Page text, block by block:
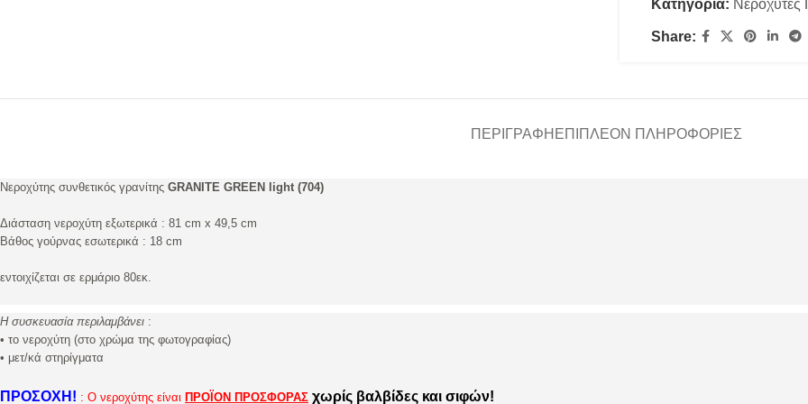
Κατηγορία:
Share:
ΠΕΡΙΓΡΑΦΉ ΕΠΙΠΛΈΟΝ ΠΛΗΡΟΦΟΡΊΕΣ
Νεροχύτης συνθετικός γρανίτης GRANITE GREEN light (704)
Διάσταση νεροχύτη εξωτερικά : 81 cm x 49,5 cm
Βάθος γούρνας εσωτερικά : 18 cm
εντοιχίζεται σε ερμάριο 80εκ.
Η συσκευασία περιλαμβάνει :
• το νεροχύτη (στο χρώμα της φωτογραφίας)
• μετ/κά στηρίγματα
ΠΡΟΣΟΧΗ! : O νεροχύτης είναι ΠΡΟΪΟΝ ΠΡΟΣΦΟΡΑΣ χωρίς βαλβίδες και σιφών!